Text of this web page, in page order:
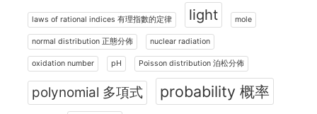
laws of rational indices 有理指數的定律 light mole
normal distribution 正態分佈 nuclear radiation
oxidation number pH Poisson distribution 泊松分佈
polynomial 多項式 probability 概率